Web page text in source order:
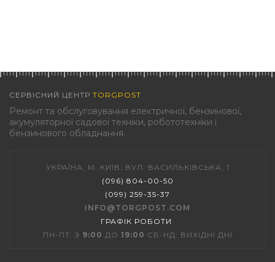
СЕРВІСНИЙ ЦЕНТР TORGPOST
Ремонт та обслуговування електричної, бензинової,
акумуляторної садової техніки, робототехніки і
бензинового обладнання.
УКРАЇНА, М. КИЇВ, ВУЛ. ВАСИЛЬКІВСЬКА, 1
(096) 804-00-50
(099) 259-35-37
INFO@TORGPOST.COM
ГРАФІК РОБОТИ :
ПН-ПТ: З 9:00 ДО 19:00 СБ-НД: ВИХІДНІ ДНІ